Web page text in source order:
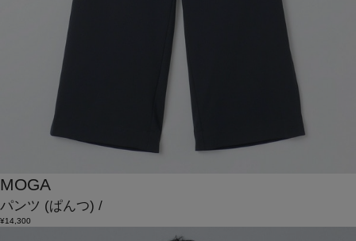
MOGA
パンツ (ぱんつ) /
¥14,300